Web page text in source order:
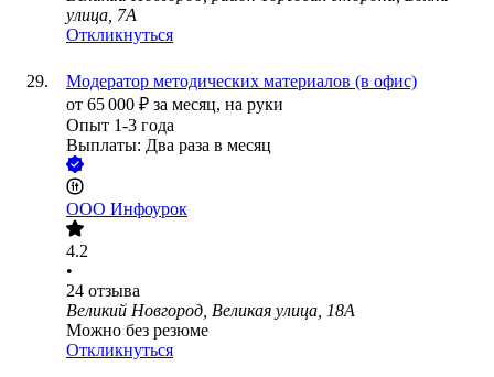
улица, 7А
Откликнуться
Модератор методических материалов (в офис)
от 65 000 ₽ за месяц, на руки
Опыт 1-3 года
Выплаты: Два раза в месяц
ООО Инфоурок
4.2
•
24 отзыва
Великий Новгород, Великая улица, 18А
Можно без резюме
Откликнуться